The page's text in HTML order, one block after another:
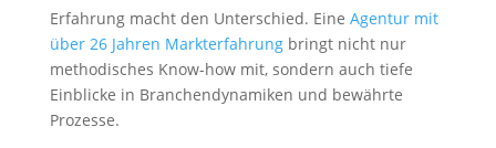
Erfahrung macht den Unterschied. Eine Agentur mit
über 26 Jahren Markterfahrungbringt nicht nur
methodisches Know-how mit, sondern auch tiefe
Einblicke in Branchendynamiken und bewährte
Prozesse.